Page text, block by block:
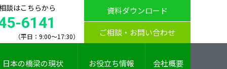
談はこちらから
6141
（平日：9:00～17:30）
資料ダウンロード
ご相談・お問い合わせ
日本の橋梁の現状 お役立ち情報 会社概要